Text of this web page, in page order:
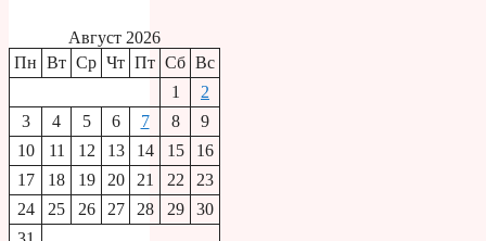
Август 2026
Пн Вт Ср Чт Пт Сб Вс
1
2
3
4 5 6 7 8
9
10
11 12 13 14 15
16
17
18 19 20 21 22
23
24
25 26 27 28 29
30